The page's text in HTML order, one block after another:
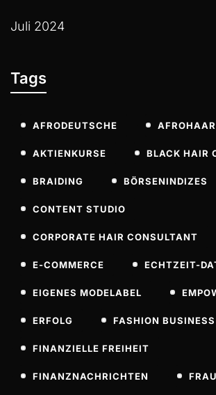
Juli 2024
Tags
AFRODEUTSCHE
AKTIENKURSE BLACK HAIR
BRAIDING BÖRSENINDIZES
CONTENT STUDIO
CORPORATE HAIR CONSULTANT
E-COMMERCE ECHTZEIT-
EIGENES MODELABEL
ERFOLG FASHION BUSINESS
FINANZIELLE FREIHEIT
FINANZNACHRICHTEN